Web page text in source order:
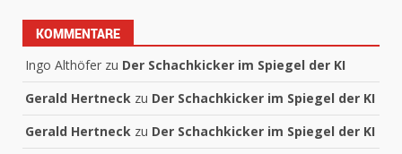
KOMMENTARE
Ingo Althöfer zu Der Schachkicker im Spiegel der KI
Gerald Hertneck zu Der Schachkicker im Spiegel der KI
Gerald Hertneck zu Der Schachkicker im Spiegel der KI